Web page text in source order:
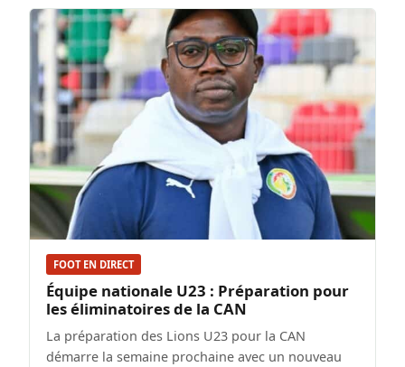
FOOT EN DIRECT
Équipe nationale U23 : Préparation pour
les éliminatoires de la CAN
La préparation des Lions U23 pour la CAN
démarre la semaine prochaine avec un nouveau